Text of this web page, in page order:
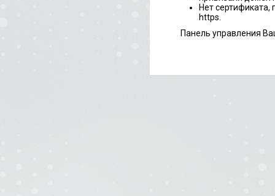
Нет сертификата,
https.
Панель управления